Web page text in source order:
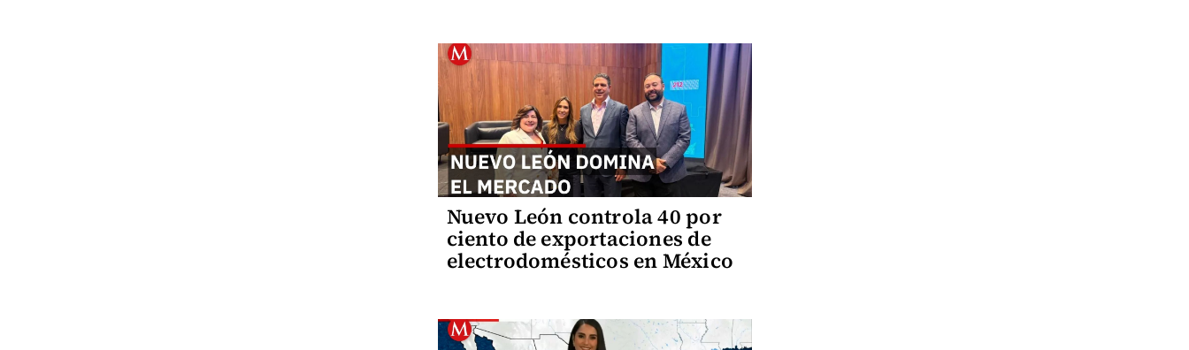
Nuevo León controla 40 por
ciento de exportaciones de
electrodomésticos en México